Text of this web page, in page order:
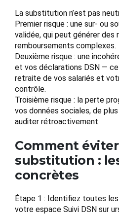
La substitution n’est pas
Premier risque : une sur- ou
validée, qui peut générer des
remboursements complexes.
Deuxième risque : une
et vos déclarations DSN —
retraite de vos salariés et
contrôle.
Troisième risque : la perte
vos données sociales, de
auditer rétroactivement.
Comment
substitution :
concrètes
Étape 1 : Identifiez toutes
votre espace Suivi DSN sur